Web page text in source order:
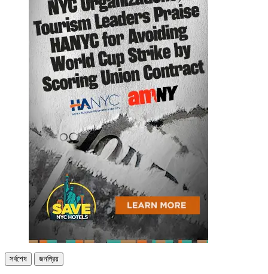
সর্বশেষ জনপ্রিয়